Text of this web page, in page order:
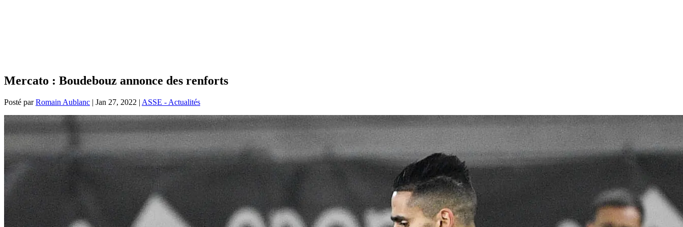
Mercato : Boudebouz annonce des renforts
Posté parRomain Aublanc | Jan 27, 2022 | ASSE - Actualités